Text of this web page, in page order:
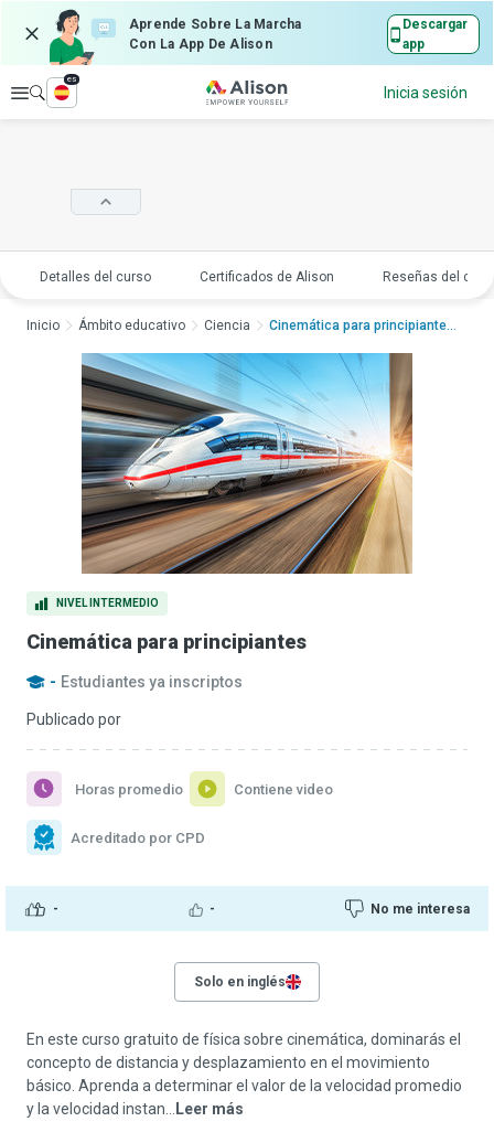
Aprende Sobre La Marcha
Con La App De Alison
Descargar
app
Explorar
es
Inicia sesión
Detalles del curso Certificados de Alison Reseñas del
NIVEL INTERMEDIO
Cinemática para principiantes
- Estudiantes ya inscriptos
Publicado por
- - No me interesa
Horas promedio Contiene video
Acreditado por CPD
Inicio Ámbito educativo Ciencia Cinemática para principiantes...
Solo en inglés
En este curso gratuito de física sobre cinemática, dominarás el
concepto de distancia y desplazamiento en el movimiento
básico. Aprenda a determinar el valor de la velocidad promedio
y la velocidad instan...
Leer más